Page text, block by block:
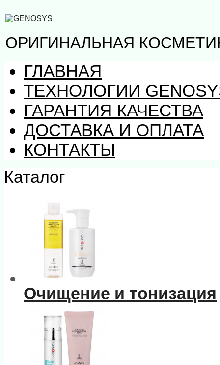
ОРИГИНАЛЬНАЯ
ГЛАВНАЯ
ТЕХНОЛОГИИ
ГАРАНТИЯ КАЧЕСТВА
ДОСТАВКА И ОПЛАТА
КОНТАКТЫ
Каталог
Очищение и тонизация